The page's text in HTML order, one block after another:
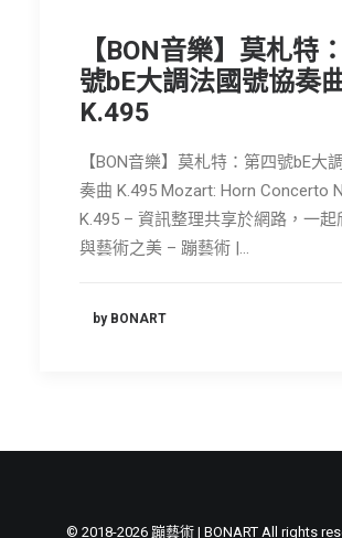
節慶長笛樂團
關於我們
會員專區
SEARCH
【BON音樂】莫札特
號bE大調法國號協奏
K.495
【BON音樂】莫札特：第四號bE大
奏曲 K.495 Mozart: Horn Concerto
K.495 – 資訊整理共享於網路，一起
與藝術之美 – 蹦藝術 |…
by BONART
© 2018-2026 蹦藝術 | BONART All rights